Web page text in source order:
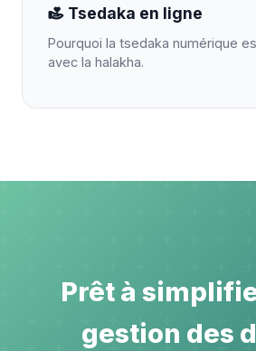
Tsedaka en ligne
Pourquoi la tsedaka numérique
avec la halakha.
Prêt à
gestion des